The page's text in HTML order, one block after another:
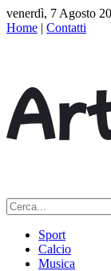
venerdì, 7 Agosto
Home | Contatti
Sport
Calcio
Musica